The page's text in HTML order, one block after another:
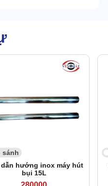
sánh
dẫn hướng inox máy hút
bụi 15L